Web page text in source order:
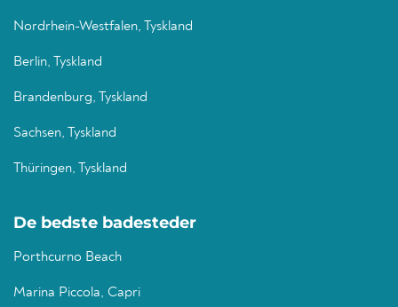
Nordrhein-Westfalen, Tyskland
Berlin, Tyskland
Brandenburg, Tyskland
Sachsen, Tyskland
Thüringen, Tyskland
De bedste badesteder
Porthcurno Beach
Marina Piccola, Capri